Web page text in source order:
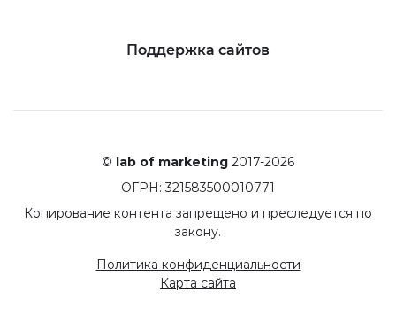
Поддержка сайтов
© lab of marketing 2017-2026
ОГРН: 321583500010771
Копирование контента запрещено и преследуется по
закону.
Политика конфиденциальности
Карта сайта